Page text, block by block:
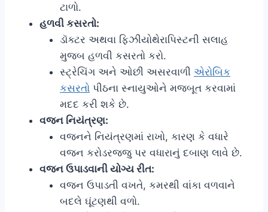
ટાળો.
હળવી કસરતો:
ડૉક્ટર અથવા ફિઝીયોથેરાપિસ્ટની સલાહ
મુજબ હળવી કસરતો કરો.
સ્ટ્રેચિંગ અને ઓછી અસરવાળી એરોબિક
કસરતો પીઠના સ્નાયુઓને મજબૂત કરવામાં
મદદ કરી શકે છે.
વજન નિયંત્રણ:
વજનને નિયંત્રણમાં રાખો, કારણ કે વધારે
વજન કરોડરજ્જુ પર વધારાનું દબાણ લાવે છે.
વજન ઉપાડવાની યોગ્ય રીત:
વજન ઉપાડતી વખતે, કમરથી વાંકા વળવાને
બદલે ઘૂંટણથી વળો.